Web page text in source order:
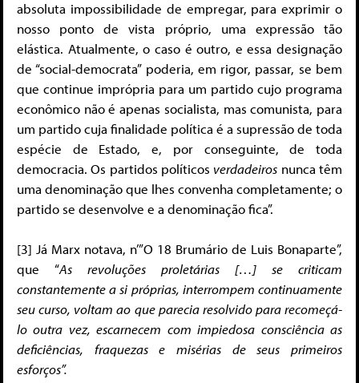
absoluta impossibilidade de empregar, para exprimir o
nosso ponto de vista próprio, uma expressão tão
elástica. Atualmente, o caso é outro, e essa designação
de “social-democrata” poderia, em rigor, passar, se bem
que continue imprópria para um partido cujo programa
econômico não é apenas socialista, mas comunista, para
um partido cuja finalidade política é a supressão de toda
espécie de Estado, e, por conseguinte, de toda
democracia. Os partidos políticos verdadeiros nunca têm
uma denominação que lhes convenha completamente; o
partido se desenvolve e a denominação fica”.
[3] Já Marx notava, n’”O 18 Brumário de Luis Bonaparte”,
que “As revoluções proletárias […] se criticam
constantemente a si próprias, interrompem continuamente
seu curso, voltam ao que parecia resolvido para recomeçá-
lo outra vez, escarnecem com impiedosa consciência as
deficiências, fraquezas e misérias de seus primeiros
esforços”.